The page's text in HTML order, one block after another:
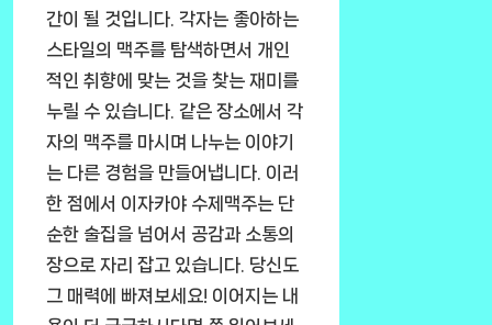
간이 될 것입니다. 각자는 좋아하는
스타일의 맥주를 탐색하면서 개인
적인 취향에 맞는 것을 찾는 재미를
누릴 수 있습니다. 같은 장소에서 각
자의 맥주를 마시며 나누는 이야기
는 다른 경험을 만들어냅니다. 이러
한 점에서 이자카야 수제맥주는 단
순한 술집을 넘어서 공감과 소통의
장으로 자리 잡고 있습니다. 당신도
그 매력에 빠져보세요! 이어지는 내